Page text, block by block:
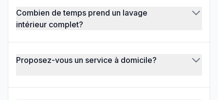
Combien de temps prend un lavage
intérieur complet?
Proposez-vous un service à domicile?